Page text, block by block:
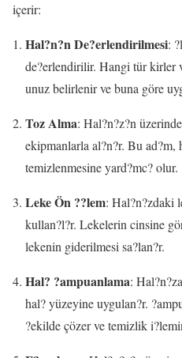
içerir:
Hal?n?n De?erlendirilmesi:
de?erlendirilir. Hangi tür kirler
unuz belirlenir ve buna göre
Toz Alma: Hal?n?z?n
ekipmanlarla al?n?r. Bu ad?m,
temizlenmesine yard?mc? olur.
Leke Ön ??lem: Hal?n?zdaki
kullan?l?r. Lekelerin cinsine
lekenin giderilmesi sa?lan?r.
Hal? ?ampuanlama:
hal? yüzeyine uygulan?r.
?ekilde çözer ve temizlik